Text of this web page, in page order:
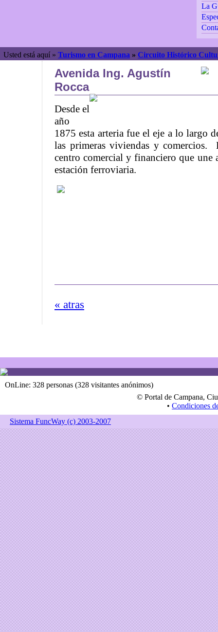
La
Usted está aquí » Turismo en Campana » Circuito Histórico
Avenida Ing. Agustín
Rocca
Desde el
año
1875 esta arteria fue el eje a lo largo
las primeras viviendas y comercios.
centro comercial y financiero que une
estación ferroviaria.
« atras
OnLine: 328 personas (328 visitantes anónimos)
© Portal de Campana,
• Condiciones
Sistema FuncWay (c) 2003-2007